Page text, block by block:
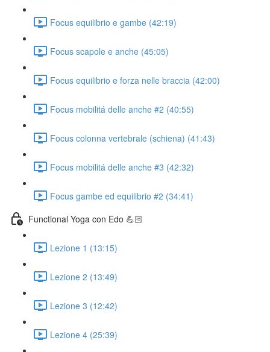
Focus equilibrio e gambe (42:19)
Focus scapole e anche (45:05)
Focus equilibrio e forza nelle braccia (42:00)
Focus mobilitá delle anche #2 (40:55)
Focus colonna vertebrale (schiena) (41:43)
Focus mobilitá delle anche #3 (42:32)
Focus gambe ed equilibrio #2 (34:41)
Functional Yoga con Edo 💪🏻
Lezione 1 (13:15)
Lezione 2 (13:49)
Lezione 3 (12:42)
Lezione 4 (25:39)